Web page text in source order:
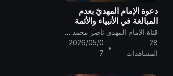
دعوة الإمام المهديّ بعدم
المبالغة في الأنبياء والأئمة
ونسائهم بغير الحقّ ..
قناة الامام المهدي ناصر محمد اليماني
28
المشاهدات
•
2026/05/0
7